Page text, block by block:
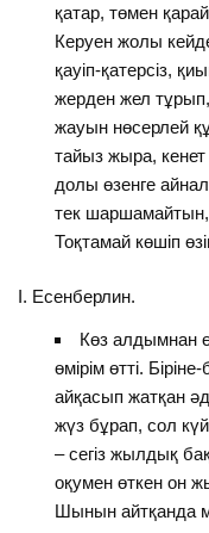
қатар, төмен
Керуен жолы
қауіп-қатерсіз,
жерден жел
жауын нөсерлей
тайыз жыра,
долы өзенге
тек шаршамайтын,
Тоқтамай көшіп
І. Есенберлин.
Көз алдымнан
өмірім өтті.
айқасып жатқан
жүз бұрап, сол
– сегіз жылдық
оқумен өткен он
Шынын айтқанда